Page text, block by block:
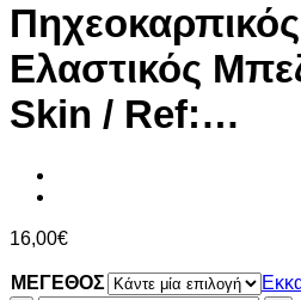
Ελαστικός
Skin / Ref:…
16,00€
ΜΕΓΕΘΟΣ